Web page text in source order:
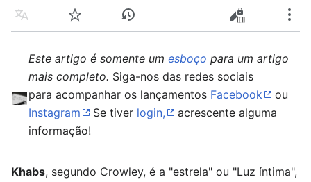
Idioma Vigiar Histórico Editar código-fonte
Este artigo é somente um esboço para um artigo
mais completo. Siga-nos das redes sociais
para acompanhar os lançamentos Facebook
ou
Instagram
Se tiver login,
acrescente alguma
informação!
Khabs, segundo Crowley, é a "estrela" ou "Luz íntima",